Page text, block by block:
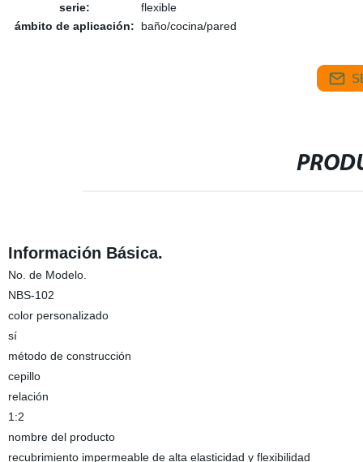
serie:
flexible
ámbito de aplicación:
baño/cocina/pared
Información Básica.
No. de Modelo.
NBS-102
color personalizado
sí
método de construcción
cepillo
relación
1:2
nombre del producto
recubrimiento impermeable de alta elasticidad y flexibilidad